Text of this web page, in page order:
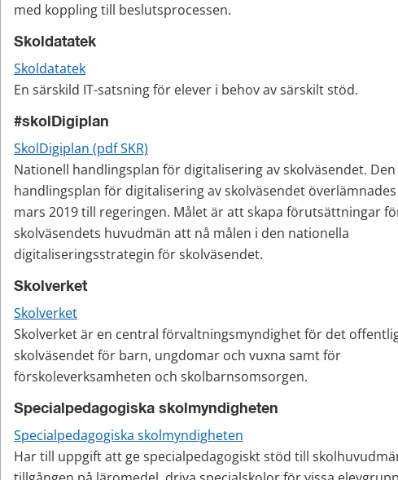
med koppling till beslutsprocessen.
Skoldatatek
Skoldatatek
En särskild IT-satsning för elever i behov av särskilt stöd.
#skolDigiplan
SkolDigiplan (pdf SKR)
Nationell handlingsplan för digitalisering av skolväsendet.
handlingsplan för digitalisering av skolväsendet
mars 2019 till regeringen. Målet är att skapa förutsättningar
skolväsendets huvudmän att nå målen i den nationella
digitaliseringsstrategin för skolväsendet.
Skolverket
Skolverket
Skolverket är en central förvaltningsmyndighet för det
skolväsendet för barn, ungdomar och vuxna samt för
förskoleverksamheten och skolbarnsomsorgen.
Specialpedagogiska skolmyndigheten
Specialpedagogiska skolmyndigheten
Har till uppgift att ge specialpedagogiskt stöd till